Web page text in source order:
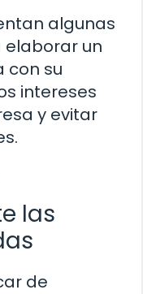
algunas
un
con su
intereses
y evitar
las
de